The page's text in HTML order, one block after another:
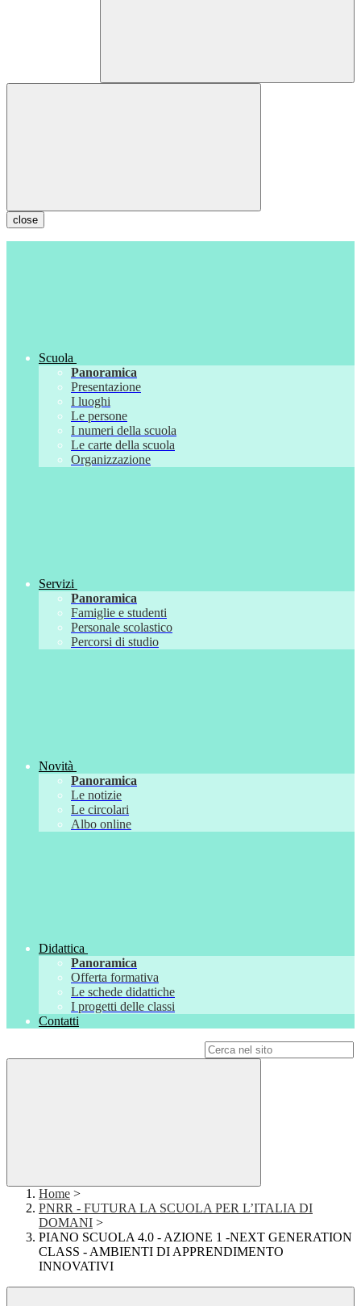
close
Scuola
Panoramica
Presentazione
I luoghi
Le persone
I numeri della scuola
Le carte della scuola
Organizzazione
Servizi
Panoramica
Famiglie e studenti
Personale scolastico
Percorsi di studio
Novità
Panoramica
Le notizie
Le circolari
Albo online
Didattica
Panoramica
Offerta formativa
Le schede didattiche
I progetti delle classi
Contatti
Home >
PNRR - FUTURA LA SCUOLA PER L’ITALIA DI
DOMANI >
PIANO SCUOLA 4.0 - AZIONE 1 -NEXT GENERATION
CLASS - AMBIENTI DI APPRENDIMENTO
INNOVATIVI